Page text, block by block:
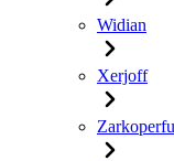
Widian
Xerjoff